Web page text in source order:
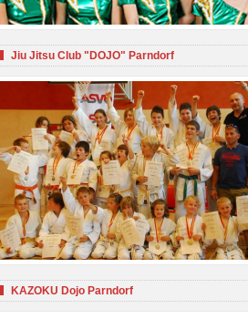
Jiu Jitsu Club "DOJO" Parndorf
KAZOKU Dojo Parndorf